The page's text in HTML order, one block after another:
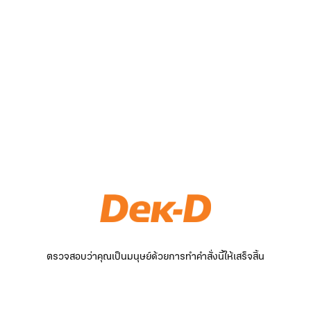
ตรวจสอบว่าคุณเป็นมนุษย์ด้วยการทำคำสั่งนี้ให้เสร็จสิ้น